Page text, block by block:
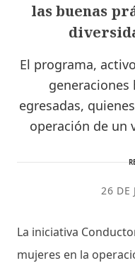
las buenas
El programa,
egresadas,
operación de un
26 DE
La iniciativa
mujeres en la